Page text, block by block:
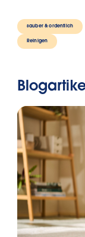
sauber & ordentlich
Reinigen